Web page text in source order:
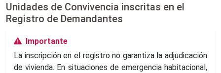
Unidades de Convivencia inscritas en el
Registro de Demandantes
Importante
La inscripción en el registro no garantiza la adjudicación
de vivienda. En situaciones de emergencia habitacional,